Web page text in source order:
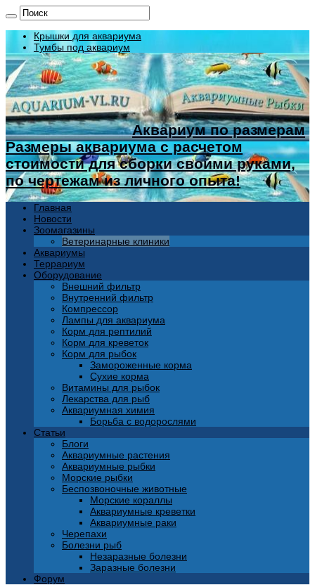
Крышки для аквариума
Тумбы под аквариум
Аквариум по размерам
Размеры аквариума с расчетом
стоимости для сборки своими руками,
по чертежам из личного опыта!
Главная
Новости
Зоомагазины
Ветеринарные клиники
Аквариумы
Террариум
Оборудование
Внешний фильтр
Внутренний фильтр
Компрессор
Лампы для аквариума
Корм для рептилий
Корм для креветок
Корм для рыбок
Замороженные корма
Сухие корма
Витамины для рыбок
Лекарства для рыб
Аквариумная химия
Борьба с водорослями
Статьи
Блоги
Аквариумные растения
Аквариумные рыбки
Морские рыбки
Беспозвоночные животные
Морские кораллы
Аквариумные креветки
Аквариумные раки
Черепахи
Болезни рыб
Незаразные болезни
Заразные болезни
Форум